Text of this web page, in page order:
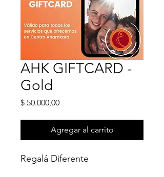
AHK GIFTCARD -
Gold
$ 50.000,00Precio
Agregar al carrito
Regalá Diferente